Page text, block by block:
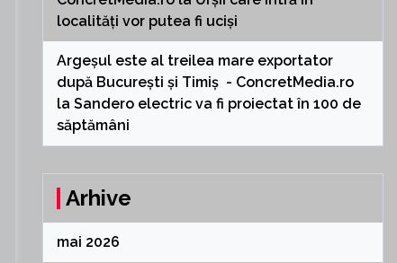
localități vor putea fi uciși
Argeșul este al treilea mare exportator
după București și Timiș - ConcretMedia.ro
la Sandero electric va fi proiectat în 100 de
săptămâni
Arhive
mai 2026